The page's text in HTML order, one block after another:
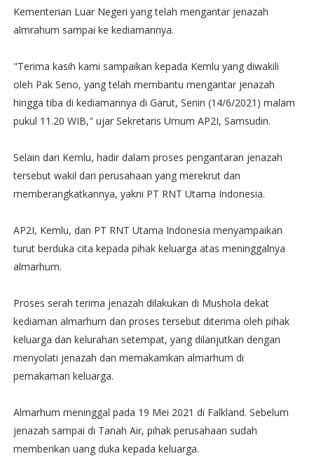
Kementerian Luar Negeri yang telah mengantar jenazah
almrahum sampai ke kediamannya.
"Terima kasih kami sampaikan kepada Kemlu yang diwakili
oleh Pak Seno, yang telah membantu mengantar jenazah
hingga tiba di kediamannya di Garut, Senin (14/6/2021) malam
pukul 11.20 WIB," ujar Sekretaris Umum AP2I, Samsudin.
Selain dari Kemlu, hadir dalam proses pengantaran jenazah
tersebut wakil dari perusahaan yang merekrut dan
memberangkatkannya, yakni PT RNT Utama Indonesia.
AP2I, Kemlu, dan PT RNT Utama Indonesia menyampaikan
turut berduka cita kepada pihak keluarga atas meninggalnya
almarhum.
Proses serah terima jenazah dilakukan di Mushola dekat
kediaman almarhum dan proses tersebut diterima oleh pihak
keluarga dan kelurahan setempat, yang dilanjutkan dengan
menyolati jenazah dan memakamkan almarhum di
pemakaman keluarga.
Almarhum meninggal pada 19 Mei 2021 di Falkland. Sebelum
jenazah sampai di Tanah Air, pihak perusahaan sudah
memberikan uang duka kepada keluarga.